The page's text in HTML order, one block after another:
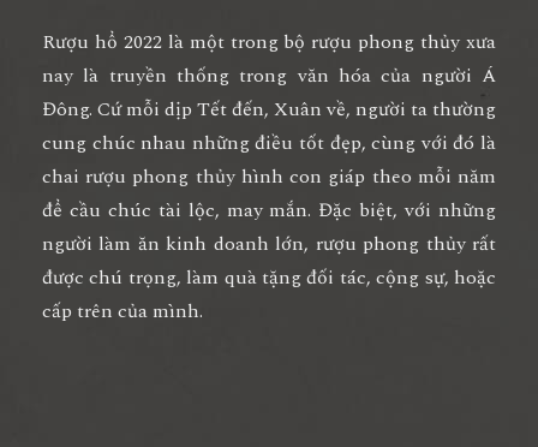
Rượu hổ 2022 là một trong bộ rượu phong thủy xưa
nay là truyền thống trong văn hóa của người Á
Đông. Cứ mỗi dịp Tết đến, Xuân về, người ta thường
cung chúc nhau những điều tốt đẹp, cùng với đó là
chai rượu phong thủy hình con giáp theo mỗi năm
để cầu chúc tài lộc, may mắn. Đặc biệt, với những
người làm ăn kinh doanh lớn, rượu phong thủy rất
được chú trọng, làm quà tặng đối tác, cộng sự, hoặc
cấp trên của mình.